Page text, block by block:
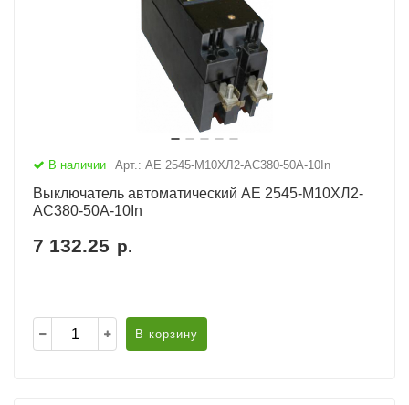
В наличии Арт.: АЕ 2545-М10ХЛ2-AC380-50А-10In
Выключатель автоматический АЕ 2545-М10ХЛ2-
AC380-50А-10In
7 132.25 р.
В корзину